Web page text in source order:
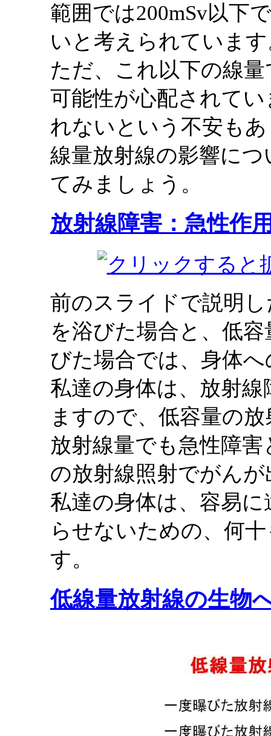
範囲では200mSv以下
いと考えられていま
ただ、これ以下の線
可能性が心配されて
れないという不安も
線量放射線の影響に
てみましょう。
放射線障害：急性作
前のスライドで説明
を浴びた場合と、低
びた場合では、身体
私達の身体は、放射
ますので、低容量の
放射線量でも急性障
の放射線照射でがん
私達の身体は、容易
らせないための、何
す。
低線量放射線の生物